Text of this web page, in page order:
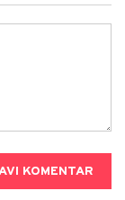
KOMENTAR